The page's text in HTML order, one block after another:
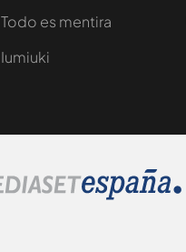
Todo es mentira
Iumiuki